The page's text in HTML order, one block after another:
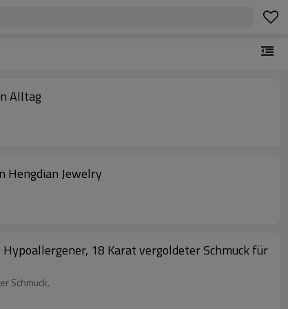
Alltag
Hengdian Jewelry
18 Karat vergoldeter Schmuck für
Schmuck.